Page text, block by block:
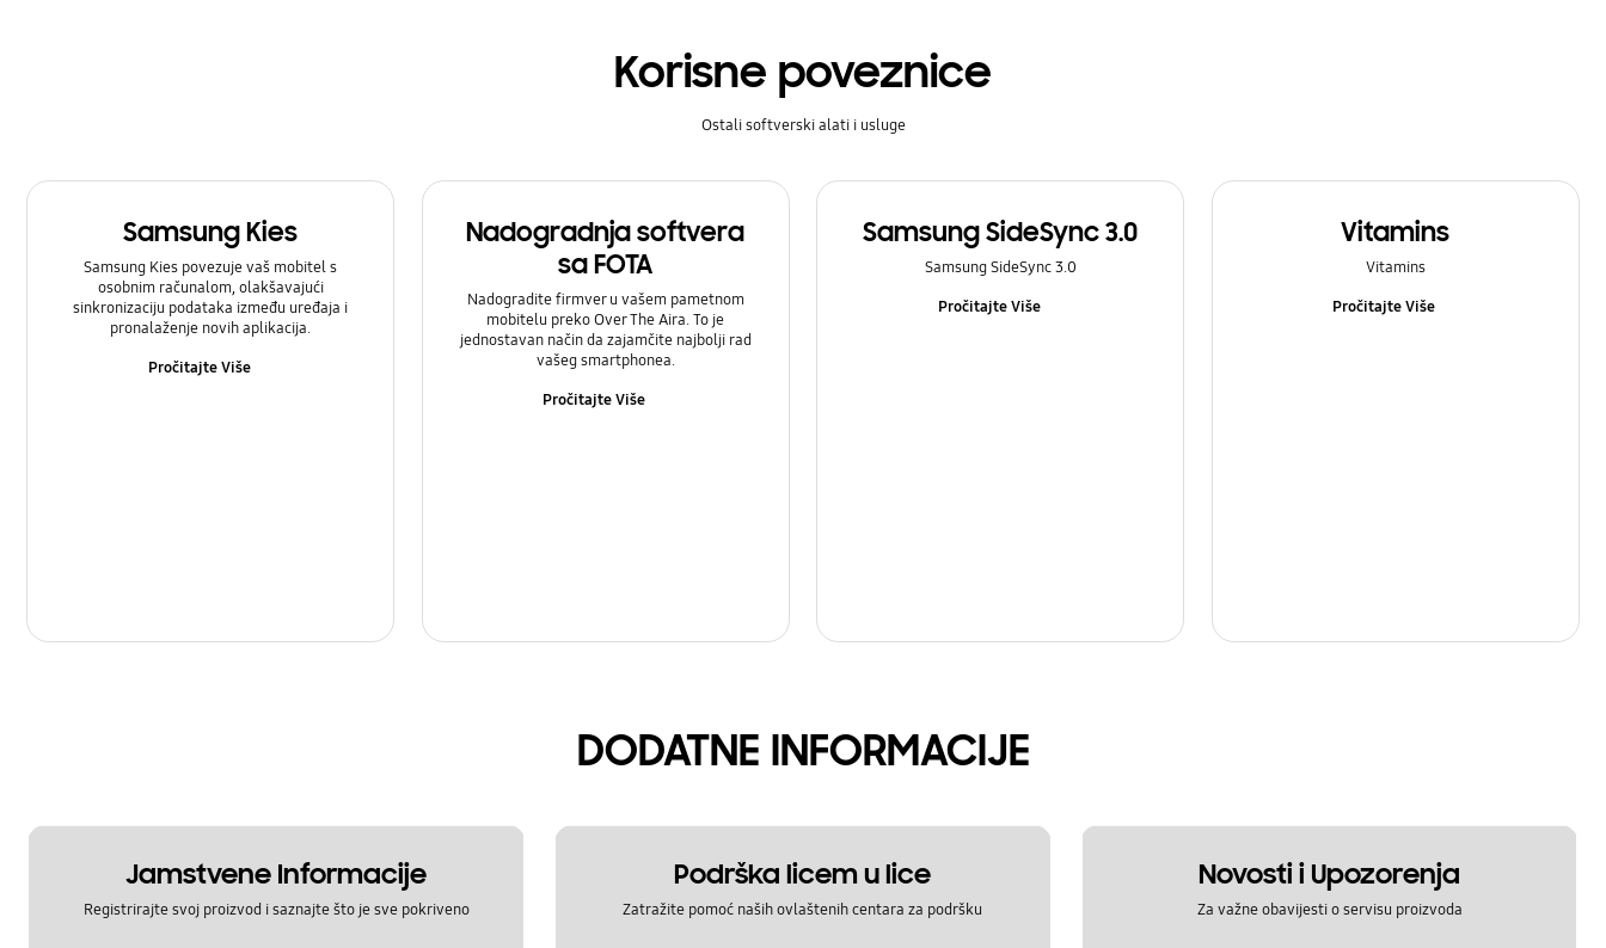
Stvaranje sigurnosnih kopija i vraćanje
Zaključavanje
Korisne poveznice
Ostali softverski alati i usluge
Samsung Kies
Samsung Kies povezuje vaš mobitel s
osobnim računalom, olakšavajući
sinkronizaciju podataka između uređaja i
pronalaženje novih aplikacija.
Pročitajte Više
Nadogradnja softvera
sa FOTA
Nadogradite firmver u vašem pametnom
mobitelu preko Over The Aira. To je
jednostavan način da zajamčite najbolji rad
vašeg smartphonea.
Pročitajte Više
Samsung SideSync 3.0
Samsung SideSync 3.0
Pročitajte Više
Vitamins
Vitamins
Pročitajte Više
DODATNE INFORMACIJE
Jamstvene Informacije
Registrirajte svoj proizvod i saznajte što je sve pokriveno
Podrška licem u lice
Zatražite pomoć naših ovlaštenih centara za podršku
Novosti i Upozorenja
Za važne obavijesti o servisu proizvoda